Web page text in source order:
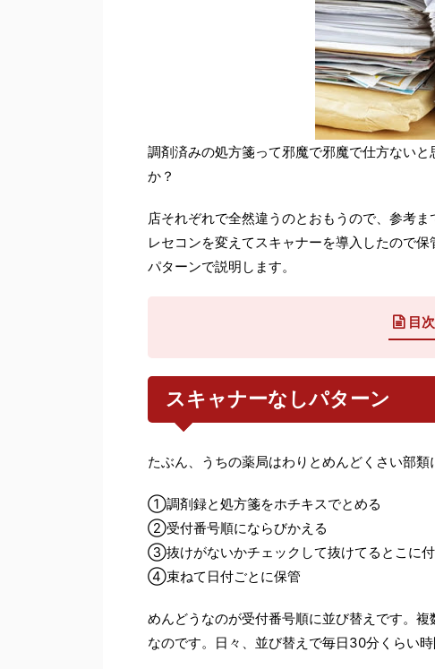
調剤済みの処方箋って邪魔で邪魔で仕方ない
か？
店それぞれで全然違うのとおもうので、参考
レセコンを変えてスキャナーを導入したので
パターンで説明します。
目
スキャナーなしパターン
たぶん、うちの薬局はわりとめんどくさい部類
①調剤録と処方箋をホチキスでとめる
②受付番号順にならびかえる
③抜けがないかチェックして抜けてるとこに
④束ねて日付ごとに保管
めんどうなのが受付番号順に並び替えです。
なのです。日々、並び替えで毎日30分くらい時